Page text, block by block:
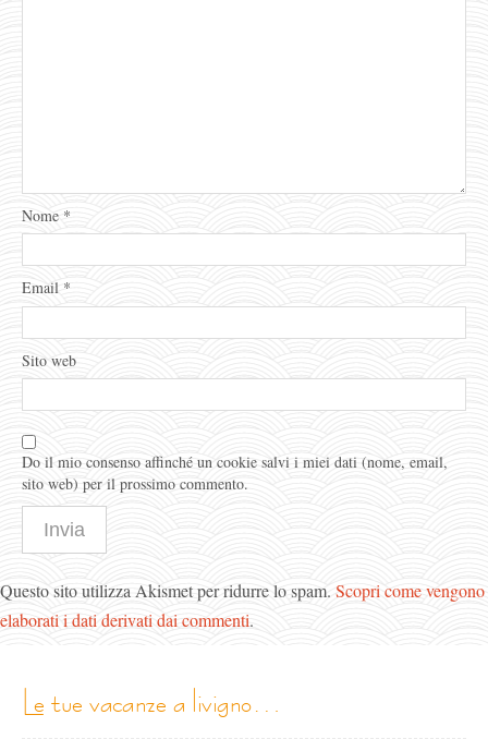
Nome *
Email *
Sito web
Do il mio consenso affinché un cookie salvi i miei dati (nome, email,
sito web) per il prossimo commento.
Questo sito utilizza Akismet per ridurre lo spam. Scopri come vengono
elaborati i dati derivati dai commenti.
le tue vacanze a livigno…